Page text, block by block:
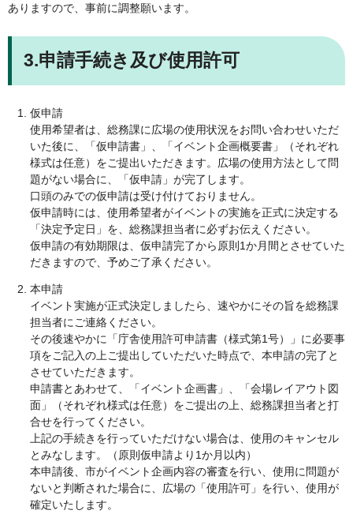
ありますので、事前に調整願います。
3.申請手続き及び使用許可
仮申請
使用希望者は、総務課に広場の使用状況をお問い合わせいただ
いた後に、「仮申請書」、「イベント企画概要書」（それぞれ
様式は任意）をご提出いただきます。広場の使用方法として問
題がない場合に、「仮申請」が完了します。
口頭のみでの仮申請は受け付けておりません。
仮申請時には、使用希望者がイベントの実施を正式に決定する
「決定予定日」を、総務課担当者に必ずお伝えください。
仮申請の有効期限は、仮申請完了から原則1か月間とさせていた
だきますので、予めご了承ください。
本申請
イベント実施が正式決定しましたら、速やかにその旨を総務課
担当者にご連絡ください。
その後速やかに「庁舎使用許可申請書（様式第1号）」に必要事
項をご記入の上ご提出していただいた時点で、本申請の完了と
させていただきます。
申請書とあわせて、「イベント企画書」、「会場レイアウト図
面」（それぞれ様式は任意）をご提出の上、総務課担当者と打
合せを行ってください。
上記の手続きを行っていただけない場合は、使用のキャンセル
とみなします。（原則仮申請より1か月以内）
本申請後、市がイベント企画内容の審査を行い、使用に問題が
ないと判断された場合に、広場の「使用許可」を行い、使用が
確定いたします。